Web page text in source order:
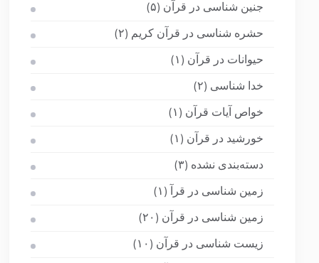
جنین شناسی در قرآن (۵)
حشره شناسی در قرآن کریم (۲)
حیوانات در قرآن (۱)
خدا شناسی (۲)
خواص آیات قرآن (۱)
خورشید در قرآن (۱)
دسته‌بندی نشده (۳)
زمین شناسی در قرآ (۱)
زمین شناسی در قرآن (۲۰)
زیست شناسی در قرآن (۱۰)